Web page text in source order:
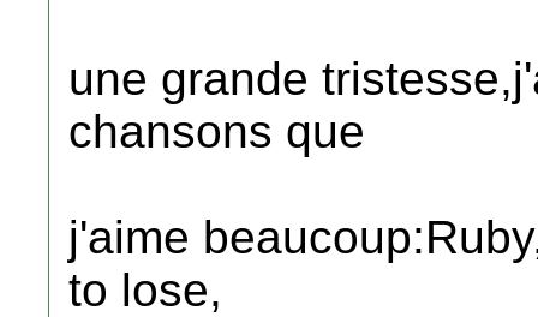
une grande
chansons que
j'aime
to lose,